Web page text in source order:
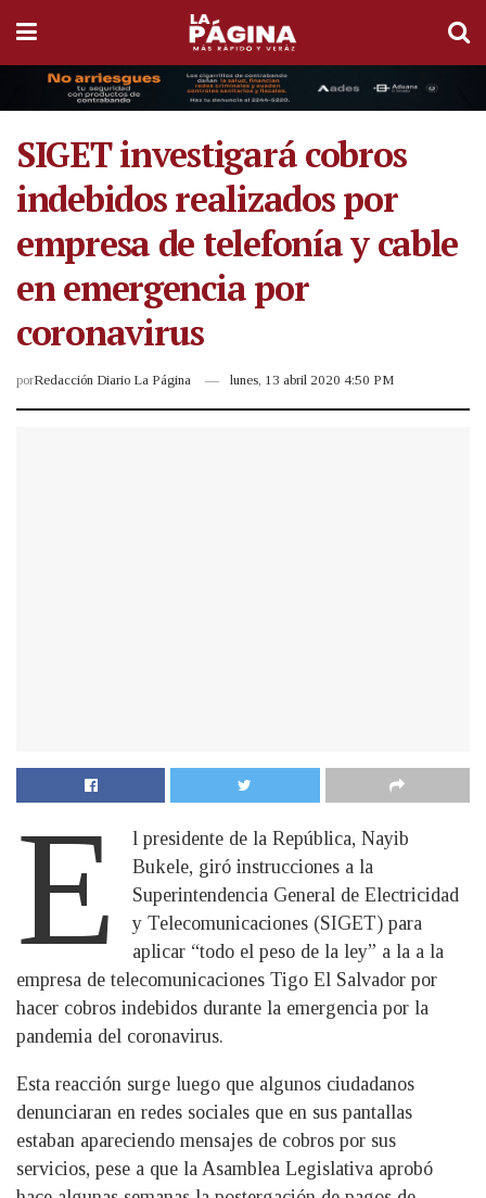
SIGET investigará cobros
indebidos realizados por
empresa de telefonía y cable
en emergencia por
coronavirus
porRedacción Diario La Página lunes, 13 abril 2020 4:50 PM
E
l presidente de la República, Nayib
Bukele, giró instrucciones a la
Superintendencia General de Electricidad
y Telecomunicaciones (SIGET) para
aplicar “todo el peso de la ley” a la a la
empresa de telecomunicaciones Tigo El Salvador por
hacer cobros indebidos durante la emergencia por la
pandemia del coronavirus.
Esta reacción surge luego que algunos ciudadanos
denunciaran en redes sociales que en sus pantallas
estaban apareciendo mensajes de cobros por sus
servicios, pese a que la Asamblea Legislativa aprobó